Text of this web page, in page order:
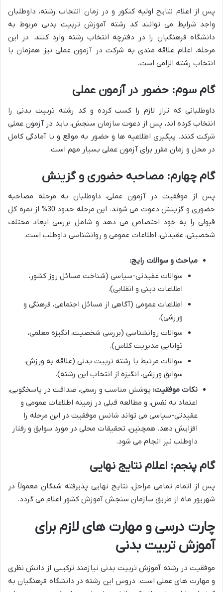
پس از اعلام نتایج اولیه کنکور و در زمان انتخاب رشته، داوطلبان
واجد شرایط می توانند کد رشته آموزش تربیت بدنی مربوط به
دانشگاه فرهنگیان را در دفترچه انتخاب رشته وارد کنند. در این
مرحله، اعلام علاقه مندی به شرکت در آزمون عملی نیز همزمان با
انتخاب رشته الزامی است.
گام سوم: حضور در آزمون عملی
داوطلبانی که تراز لازم را کسب کرده و کد رشته تربیت بدنی را
انتخاب کرده اند، پس از دعوت سازمان سنجش، باید در آزمون عملی
شرکت کنند. پیگیری اطلاعیه ها و حضور به موقع و با آمادگی کامل
در محل و زمان مقرر برای آزمون عملی بسیار مهم است.
گام چهارم: مصاحبه حضوری و گزینش
پس از موفقیت در آزمون عملی، داوطلبان به مرحله مصاحبه
حضوری و گزینش دعوت می شوند. این مرحله حدود 30% از نمره کل
قبولی را به خود اختصاص می دهد و شامل بررسی ابعاد مختلف
شخصیتی، عقیدتی، اطلاعات عمومی و روانشناسی داوطلب است.
مباحث و سوالات رایج:
سوالات عقیدتی-سیاسی (شناخت مسائل روز کشور،
اطلاعات دینی و انقلابی).
اطلاعات عمومی (آگاهی از مسائل اجتماعی، فرهنگی و
ورزشی).
سوالات روانشناسی (بررسی شخصیت، انگیزه معلمی،
توانایی مدیریت کلاس).
سوالات مرتبط با رشته تربیت بدنی (علاقه به ورزش،
سوابق ورزشی، انگیزه از انتخاب این رشته).
نکات موفقیت: پوشش مناسب و رسمی، صداقت در پاسخگویی،
اعتماد به نفس، و مطالعه قبلی در زمینه اطلاعات عمومی و
عقیدتی-سیاسی می تواند شانس موفقیت در این مرحله را
افزایش دهد. همچنین، تحقیقات محلی در مورد سوابق و رفتار
داوطلب نیز انجام می شود.
گام پنجم: اعلام نتایج نهایی
پس از اتمام تمامی مراحل، نتایج نهایی پذیرفته شدگان معمولاً در
شهریور ماه از طریق سازمان سنجش آموزش کشور اعلام می گردد.
چارت درسی و مهارت های لازم برای
آموزش تربیت بدنی
موفقیت در رشته آموزش تربیت بدنی نیازمند ترکیبی از دانش نظری
و مهارت های عملی است. دروس این رشته در دانشگاه فرهنگیان به